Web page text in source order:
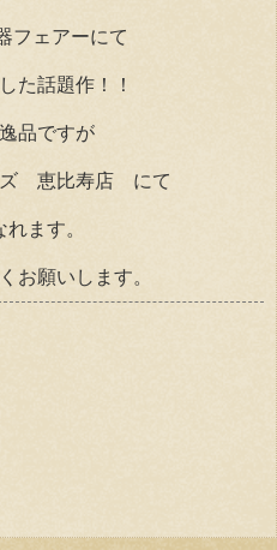
ェアーにて
た話題作！！
品ですが
ズ 恵比寿店 にて
ます。
お願いします。